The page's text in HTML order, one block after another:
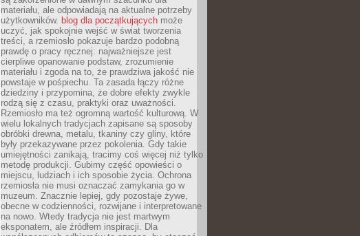
materiału, ale odpowiadają na aktualne potrzeby
użytkowników. blog dla początkujących może
uczyć, jak spokojnie wejść w świat tworzenia
treści, a rzemiosło pokazuje bardzo podobną
prawdę o pracy ręcznej: najważniejsze jest
cierpliwe opanowanie podstaw, zrozumienie
materiału i zgoda na to, że prawdziwa jakość nie
powstaje w pośpiechu. Ta zasada łączy różne
dziedziny i przypomina, że dobre efekty zwykle
rodzą się z czasu, praktyki oraz uważności.
Rzemiosło ma też ogromną wartość kulturową. W
wielu lokalnych tradycjach zapisane są sposoby
obróbki drewna, metalu, tkaniny czy gliny, które
były przekazywane przez pokolenia. Gdy takie
umiejętności zanikają, tracimy coś więcej niż tylko
metodę produkcji. Gubimy część opowieści o
miejscu, ludziach i ich sposobie życia. Ochrona
rzemiosła nie musi oznaczać zamykania go w
muzeum. Znacznie lepiej, gdy pozostaje żywe,
obecne w codzienności, rozwijane i interpretowane
na nowo. Wtedy tradycja nie jest martwym
eksponatem, ale źródłem inspiracji. Dla